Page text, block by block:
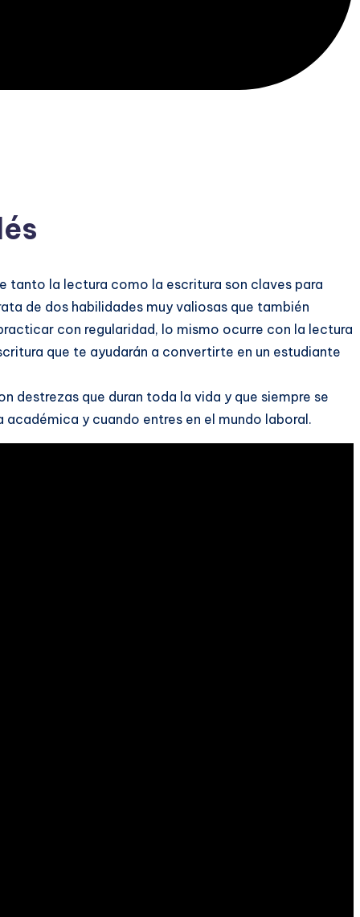
tanto la lectura como la escritura son claves para
de dos habilidades muy valiosas que también
con regularidad, lo mismo ocurre con la lectura
que te ayudarán a convertirte en un estudiante
destrezas que duran toda la vida y que siempre se
y cuando entres en el mundo laboral.